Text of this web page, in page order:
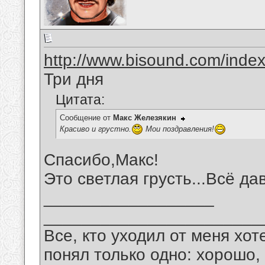
http://www.bisound.com/
Три дня
Цитата:
Сообщение от Макс Железякин
Красиво и грустно.
Мои поздравления!
Спасибо,Макс!
Это светлая грусть...Всё
Все, кто уходил от меня
понял только одно: